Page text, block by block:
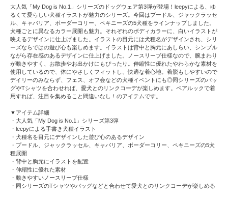
大人気「My Dog is No.1」シリーズのドッグウェア第3弾が登場！leepyによる、ゆ
るくて愛らしい犬種イラストが魅力のシリーズ。今回はプードル、ジャックラッセ
ル、キャバリア、ボーダーコリー、ペキニーズの5犬種をラインナップしました。
犬種ごとに異なるカラー展開も魅力。それぞれのボディカラーに、白いイラストが
映えるデザインに仕上げました。イラストの目元には犬種名がデザインされ、シリ
ーズならではの遊び心も楽しめます。イラストは背中と胸元にあしらい、シンプル
ながら存在感のあるデザインに仕上げました。ノースリーブ仕様なので、腕まわり
が動きやすく、お散歩やお出かけにもぴったり。伸縮性に優れたやわらかな素材を
使用しているので、体にやさしくフィットし、快適な着心地。着脱もしやすいので
デイリーのみならず、フェス、オフ会などの犬種イベントにも◎同シリーズのバッ
グやTシャツを合わせれば、愛犬とのリンクコーデが楽しめます。ペアルックで着
用すれば、注目を集めること間違いなし！のアイテムです。
▼アイテム詳細
・大人気「My Dog is No.1」シリーズ第3弾
・leepyによる手書き犬種イラスト
・犬種名を目元にデザインした遊び心のあるデザイン
・プードル、ジャックラッセル、キャバリア、ボーダーコリー、ペキニーズの5犬
種展開
・背中と胸元にイラストを配置
・伸縮性に優れた素材
・動きやすいノースリーブ仕様
・同シリーズのTシャツやバッグなどと合わせて愛犬とのリンクコーデが楽しめる